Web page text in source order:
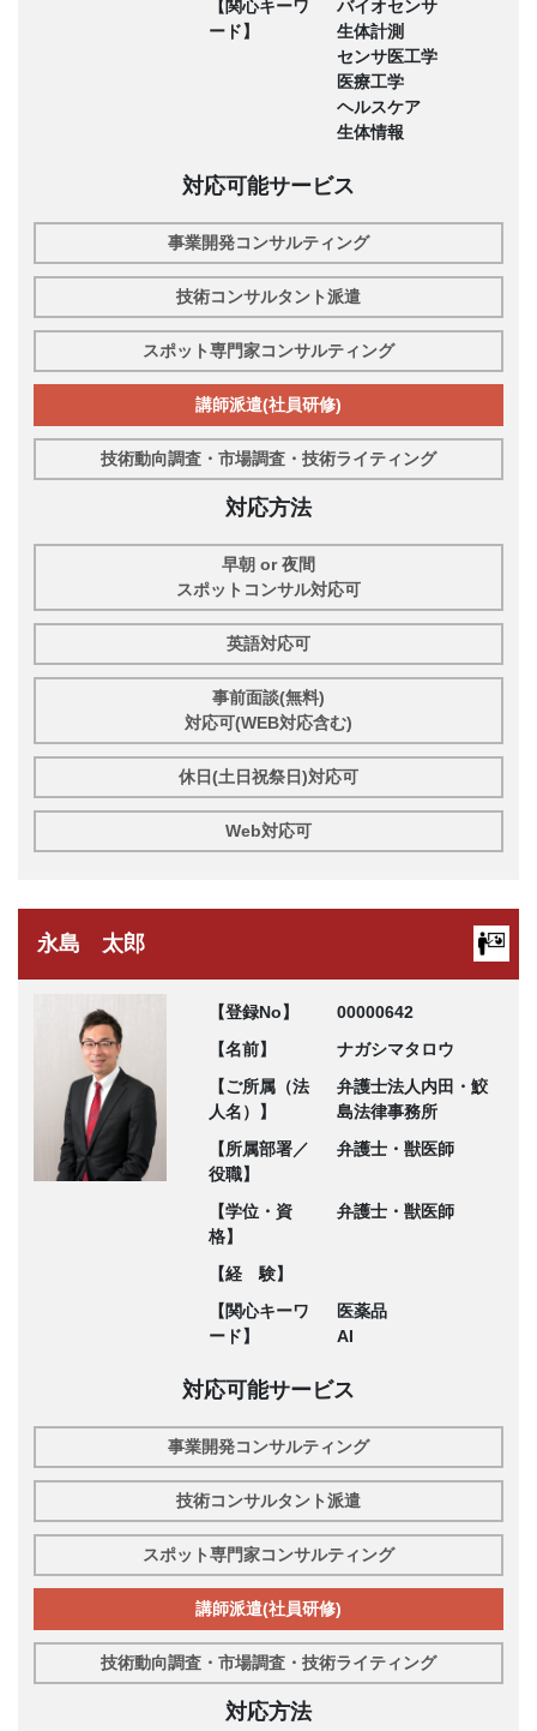
【関心キーワ
ード】
バイオセンサ
生体計測
センサ医工学
医療工学
ヘルスケア
生体情報
対応可能サービス
事業開発コンサルティング
技術コンサルタント派遣
スポット専門家コンサルティング
講師派遣(社員研修)
技術動向調査・市場調査・技術ライティング
対応方法
早朝 or 夜間
スポットコンサル対応可
英語対応可
事前面談(無料)
対応可(WEB対応含む)
休日(土日祝祭日)対応可
Web対応可
永島 太郎
【登録No】
00000642
【名前】
ナガシマタロウ
【ご所属（法
人名）】
弁護士法人内田・鮫
島法律事務所
【所属部署／
役職】
弁護士・獣医師
【学位・資
格】
弁護士・獣医師
【経 験】
【関心キーワ
ード】
医薬品
AI
対応可能サービス
事業開発コンサルティング
技術コンサルタント派遣
スポット専門家コンサルティング
講師派遣(社員研修)
技術動向調査・市場調査・技術ライティング
対応方法